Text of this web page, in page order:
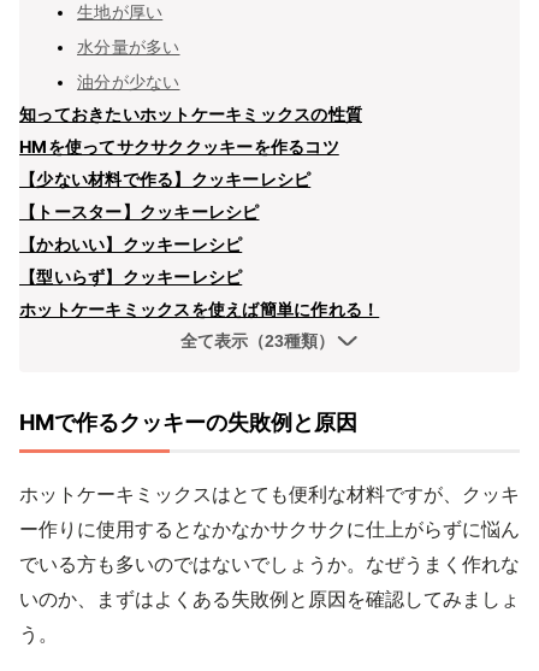
生地が厚い
水分量が多い
油分が少ない
知っておきたいホットケーキミックスの性質
HMを使ってサクサククッキーを作るコツ
【少ない材料で作る】クッキーレシピ
【トースター】クッキーレシピ
【かわいい】クッキーレシピ
【型いらず】クッキーレシピ
ホットケーキミックスを使えば簡単に作れる！
全て表示（23種類）
HMで作るクッキーの失敗例と原因
ホットケーキミックスはとても便利な材料ですが、クッキ
ー作りに使用するとなかなかサクサクに仕上がらずに悩ん
でいる方も多いのではないでしょうか。なぜうまく作れな
いのか、まずはよくある失敗例と原因を確認してみましょ
う。